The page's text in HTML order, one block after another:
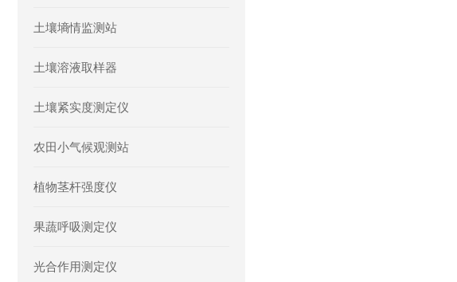
土壤墒情监测站
土壤溶液取样器
土壤紧实度测定仪
农田小气候观测站
植物茎杆强度仪
果蔬呼吸测定仪
光合作用测定仪